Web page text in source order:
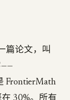
篇论文，叫
——
FrontierMath